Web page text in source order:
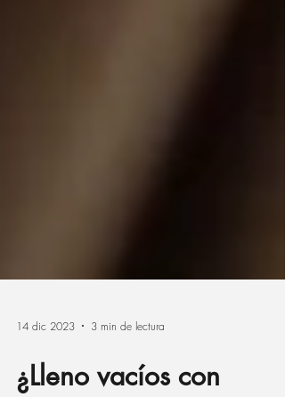
14 dic 2023 3 min de lectura